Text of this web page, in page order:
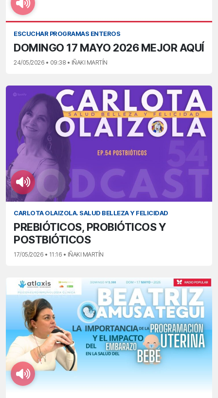
ESCUCHAR PROGRAMAS ENTEROS
DOMINGO 17 MAYO 2026 MEJOR AQUÍ
24/05/2026 • 09:38 • IÑAKI MARTÍN
CARLOTA OLAIZOLA. SALUD BELLEZA Y FELICIDAD
PREBIÓTICOS, PROBIÓTICOS Y
POSTBIÓTICOS
17/05/2026 • 11:16 • IÑAKI MARTÍN